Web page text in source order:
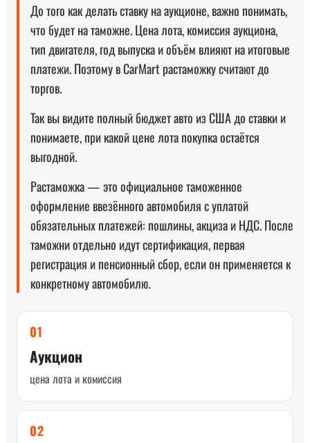
До того как делать ставку на аукционе, важно понимать,
что будет на таможне. Цена лота, комиссия аукциона,
тип двигателя, год выпуска и объём влияют на итоговые
платежи. Поэтому в CarMart растаможку считают до
торгов.
Так вы видите полный бюджет авто из США до ставки и
понимаете, при какой цене лота покупка остаётся
выгодной.
Растаможка — это официальное таможенное
оформление ввезённого автомобиля с уплатой
обязательных платежей: пошлины, акциза и НДС. После
таможни отдельно идут сертификация, первая
регистрация и пенсионный сбор, если он применяется к
конкретному автомобилю.
01
Аукцион
цена лота и комиссия
02